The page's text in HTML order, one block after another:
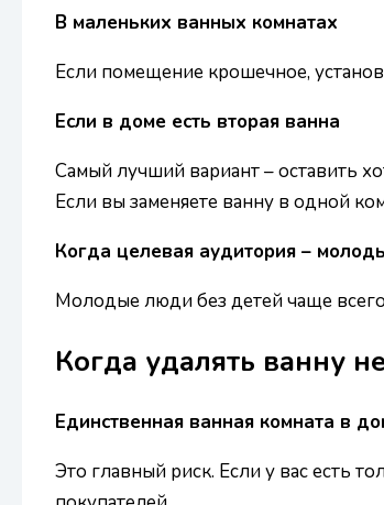
В маленьких ванных комнатах
Если помещение крошечное,
Если в доме есть вторая ванна
Самый лучший вариант – оставить
Если вы заменяете ванну в одной
Когда целевая аудитория –
Молодые люди без детей чаще
Когда удалять ванну
Единственная ванная комната в
Это главный риск. Если у вас есть